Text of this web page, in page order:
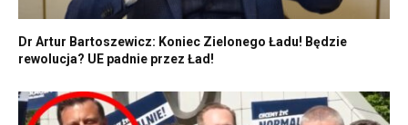
Dr Artur Bartoszewicz: Koniec Zielonego Ładu! Będzie
rewolucja? UE padnie przez Ład!